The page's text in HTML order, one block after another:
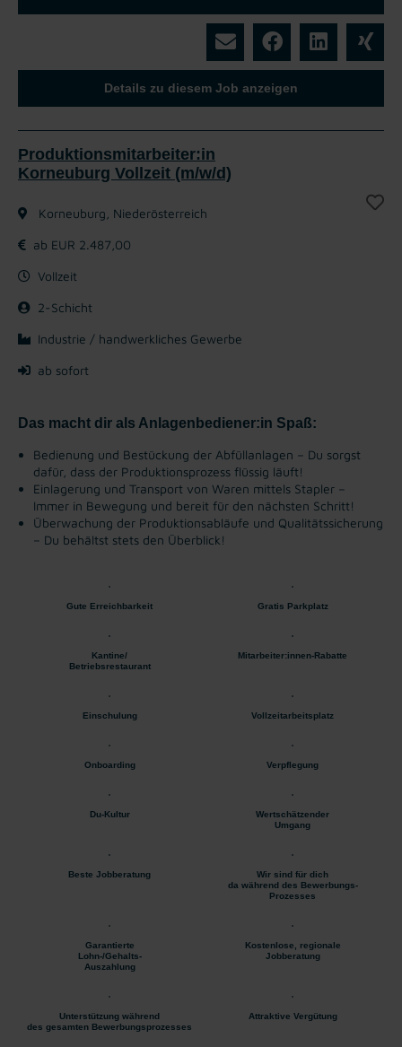
Details zu diesem Job anzeigen
Produktionsmitarbeiter:in
Korneuburg Vollzeit (m/w/d)
Korneuburg, Niederösterreich
ab EUR 2.487,00
Vollzeit
2-Schicht
Industrie / handwerkliches Gewerbe
ab sofort
Das macht dir als Anlagenbediener:in Spaß:
Bedienung und Bestückung der Abfüllanlagen – Du sorgst
dafür, dass der Produktionsprozess flüssig läuft!
Einlagerung und Transport von Waren mittels Stapler –
Immer in Bewegung und bereit für den nächsten Schritt!
Überwachung der Produktionsabläufe und Qualitätssicherung
– Du behältst stets den Überblick!
Gute Erreichbarkeit Gratis Parkplatz
Kantine/
Betriebsrestaurant
Mitarbeiter:innen-Rabatte
Einschulung Vollzeitarbeitsplatz
Onboarding Verpflegung
Du-Kultur
Wertschätzender
Umgang
Beste Jobberatung
Wir sind für dich
da während des Bewerbungs-
Prozesses
Garantierte
Lohn-/Gehalts-
Auszahlung
Kostenlose, regionale
Jobberatung
Unterstützung während
des gesamten Bewerbungsprozesses
Attraktive Vergütung